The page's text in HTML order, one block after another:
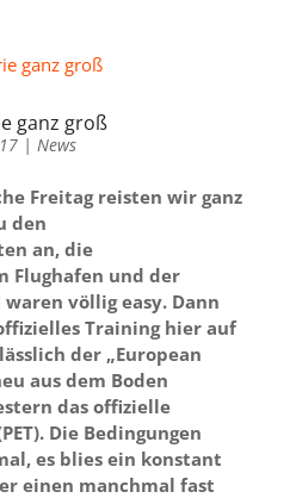
ganz groß
| News
Freitag reisten wir ganz
den
an, die
Flughafen und der
völlig easy. Dann
Training hier auf
der „European
aus dem Boden
das offizielle
Die Bedingungen
es blies ein konstant
einen manchmal fast